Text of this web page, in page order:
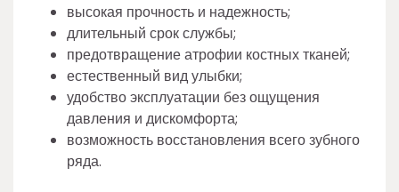
высокая прочность и надежность;
длительный срок службы;
предотвращение атрофии костных тканей;
естественный вид улыбки;
удобство эксплуатации без ощущения
давления и дискомфорта;
возможность восстановления всего зубного
ряда.